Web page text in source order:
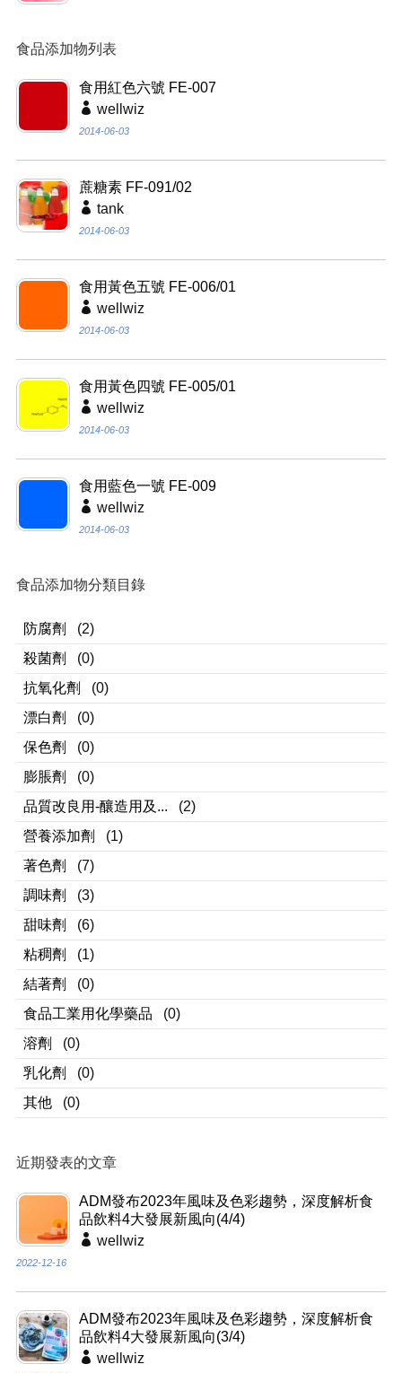
食品添加物列表
食用紅色六號 FE-007
wellwiz
2014-06-03
蔗糖素 FF-091/02
tank
2014-06-03
食用黃色五號 FE-006/01
wellwiz
2014-06-03
食用黃色四號 FE-005/01
wellwiz
2014-06-03
食用藍色一號 FE-009
wellwiz
2014-06-03
食品添加物分類目錄
防腐劑
(2)
殺菌劑
(0)
抗氧化劑
(0)
漂白劑
(0)
保色劑
(0)
膨脹劑
(0)
品質改良用-釀造用及...
(2)
營養添加劑
(1)
著色劑
(7)
調味劑
(3)
甜味劑
(6)
粘稠劑
(1)
結著劑
(0)
食品工業用化學藥品
(0)
溶劑
(0)
乳化劑
(0)
其他
(0)
近期發表的文章
ADM發布2023年風味及色彩趨勢，深度解析食
品飲料4大發展新風向(4/4)
wellwiz
2022-12-16
ADM發布2023年風味及色彩趨勢，深度解析食
品飲料4大發展新風向(3/4)
wellwiz